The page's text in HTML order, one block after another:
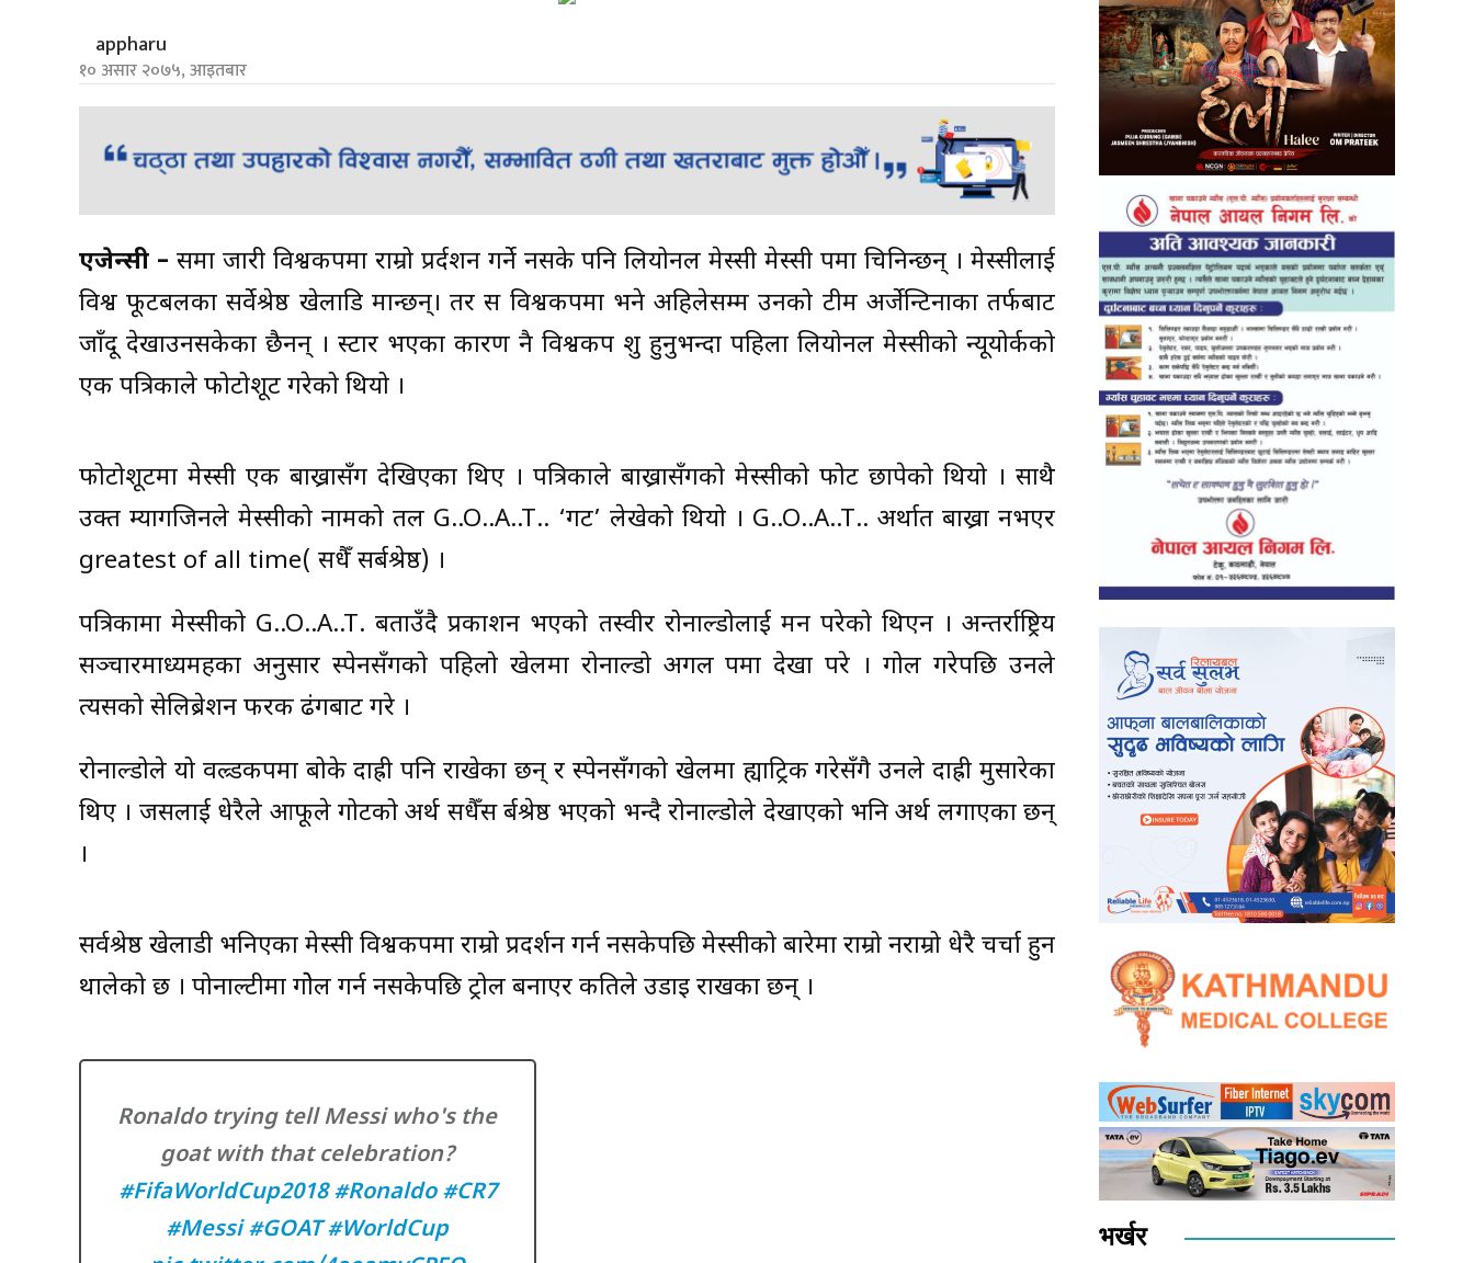
appharu
१० असार २०७५, आइतबार
एजेन्सी – रुसमा जारी विश्वकपमा राम्रो प्रर्दशन गर्ने नसके पनि लियोनल मेस्सी मेस्सी रुपमा चिनिन्छन् । मेस्सीलाई
विश्व फूटबलका सर्वेश्रेष्ठ खेलाडि मान्छन्। तर रुस विश्वकपमा भने अहिलेसम्म उनको टीम अर्जेन्टिनाका तर्फबाट
जाँदू देखाउनसकेका छैनन् । स्टार भएका कारण नै विश्वकप शुरु हुनुभन्दा पहिला लियोनल मेस्सीको न्यूयोर्कको
एक पत्रिकाले फोटोशूट गरेको थियो ।
फोटोशूटमा मेस्सी एक बाख्रासँग देखिएका थिए । पत्रिकाले बाख्रासँगको मेस्सीको फोट छापेको थियो । साथै
उक्त म्यागजिनले मेस्सीको नामको तल G..O..A..T.. ‘गट’ लेखेको थियो । G..O..A..T.. अर्थात बाख्रा नभएर
greatest of all time( सधैँ सर्बश्रेष्ठ) ।
पत्रिकामा मेस्सीको G..O..A..T. बताउँदै प्रकाशन भएको तस्वीर रोनाल्डोलाई मन परेको थिएन । अन्तर्राष्ट्रिय
सञ्चारमाध्यमहरुका अनुसार स्पेनसँगको पहिलो खेलमा रोनाल्डो अगल रुपमा देखा परे । गोल गरेपछि उनले
त्यसको सेलिब्रेशन फरक ढंगबाट गरे ।
रोनाल्डोले यो वल्र्डकपमा बोके दाह्री पनि राखेका छन् र स्पेनसँगको खेलमा ह्याट्रिक गरेसँगै उनले दाह्री मुसारेका
थिए । जसलाई धेरैले आफूले गोटको अर्थ सधैँस र्बश्रेष्ठ भएको भन्दै रोनाल्डोले देखाएको भनि अर्थ लगाएका छन्
।
सर्वश्रेष्ठ खेलाडी भनिएका मेस्सी विश्वकपमा राम्रो प्रदर्शन गर्न नसकेपछि मेस्सीको बारेमा राम्रो नराम्रो धेरै चर्चा हुन
थालेको छ । पोनाल्टीमा गोेल गर्न नसकेपछि ट्रोल बनाएर कतिले उडाइ राखका छन् ।
Ronaldo trying tell Messi who's the
goat with that celebration?
#FifaWorldCup2018 #Ronaldo #CR7
#Messi #GOAT #WorldCup
भर्खर